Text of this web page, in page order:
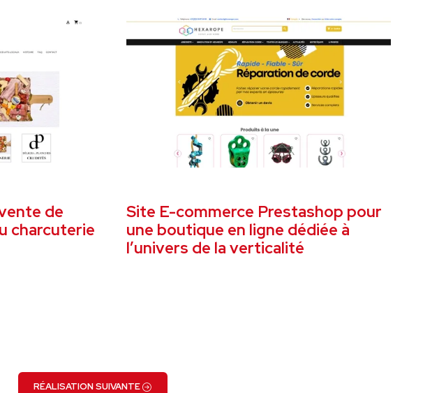
de
charcuterie
Site E-commerce Prestashop pour
une boutique en ligne dédiée à
l’univers de la verticalité
RÉALISATION SUIVANTE